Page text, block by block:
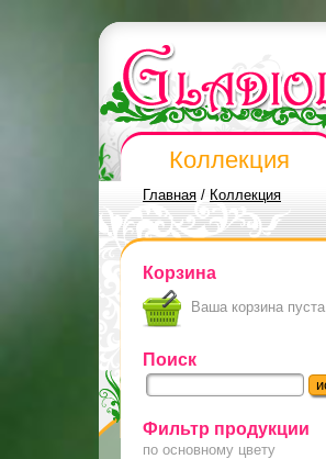
Коллекция
Главная / Коллекция
Корзина
Ваша корзина пуста
Поиск
Фильтр продукции
по основному цвету